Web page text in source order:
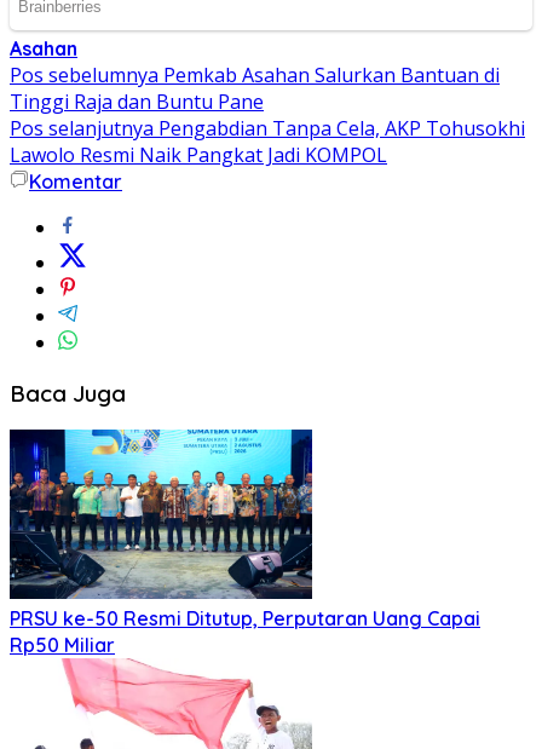
Asahan
Navigasi
pos
Pos sebelumnya Pemkab Asahan Salurkan Bantuan di
Tinggi Raja dan Buntu Pane
Pos selanjutnya Pengabdian Tanpa Cela, AKP Tohusokhi
Lawolo Resmi Naik Pangkat Jadi KOMPOL
Komentar
Baca Juga
PRSU ke-50 Resmi Ditutup, Perputaran Uang Capai
Rp50 Miliar